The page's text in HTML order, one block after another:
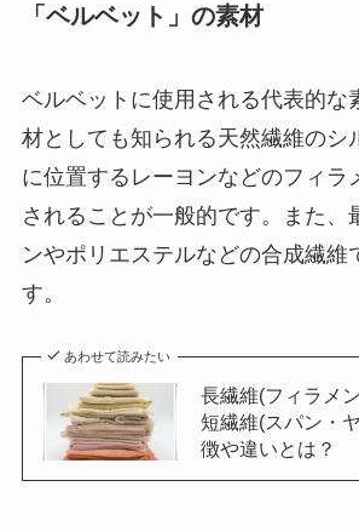
「ベルベット」の素材
ベルベットに使用される代表的な
材としても知られる天然繊維のシ
に位置するレーヨンなどのフィラ
されることが一般的です。また、
ンやポリエステルなどの合成繊維
す。
あわせて読みたい
長繊維(フィラメ
短繊維(スパン・
徴や違いとは？